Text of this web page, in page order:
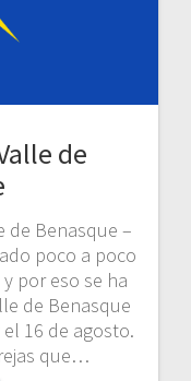
de
de Benasque –
poco a poco
por eso se ha
de Benasque
16 de agosto.
que…